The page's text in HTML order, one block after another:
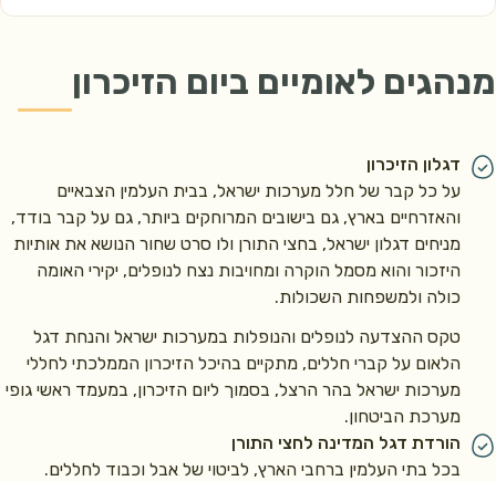
מנהגים לאומיים ביום הזיכרון
דגלון הזיכרון
על כל קבר של חלל מערכות ישראל, בבית העלמין הצבאיים
והאזרחיים בארץ, גם בישובים המרוחקים ביותר, גם על קבר בודד,
מניחים דגלון ישראל, בחצי התורן ולו סרט שחור הנושא את אותיות
היזכור והוא מסמל הוקרה ומחויבות נצח לנופלים, יקירי האומה
כולה ולמשפחות השכולות.
טקס ההצדעה לנופלים והנופלות במערכות ישראל והנחת דגל
הלאום על קברי חללים, מתקיים בהיכל הזיכרון הממלכתי לחללי
מערכות ישראל בהר הרצל, בסמוך ליום הזיכרון, במעמד ראשי גופי
מערכת הביטחון.
הורדת דגל המדינה לחצי התורן
בכל בתי העלמין ברחבי הארץ, לביטוי של אבל וכבוד לחללים.